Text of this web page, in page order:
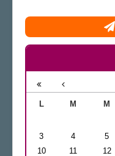
L M M
3
4 5
10 11 12